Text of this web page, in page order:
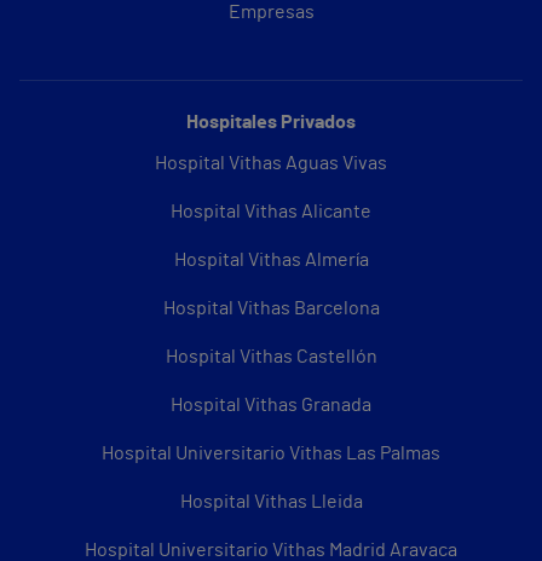
Empresas
Hospitales Privados
Hospital Vithas Aguas Vivas
Hospital Vithas Alicante
Hospital Vithas Almería
Hospital Vithas Barcelona
Hospital Vithas Castellón
Hospital Vithas Granada
Hospital Universitario Vithas Las Palmas
Hospital Vithas Lleida
Hospital Universitario Vithas Madrid Aravaca